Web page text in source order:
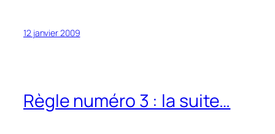
12 janvier 2009
Règle numéro 3 : la suite…